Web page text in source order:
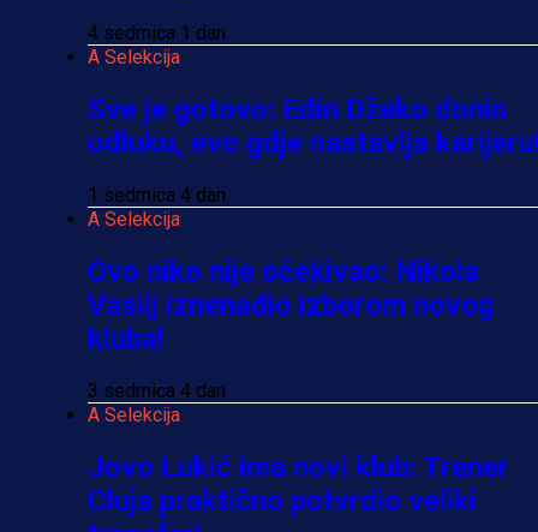
4 sedmica 1 dan
A Selekcija
Sve je gotovo: Edin Džeko donio
odluku, evo gdje nastavlja
1 sedmica 4 dan
A Selekcija
Ovo niko nije očekivao: Nikola
Vasilj iznenadio izborom novog
kluba!
3 sedmica 4 dan
A Selekcija
Jovo Lukić ima novi klub: Trener
Cluja praktično potvrdio veliki